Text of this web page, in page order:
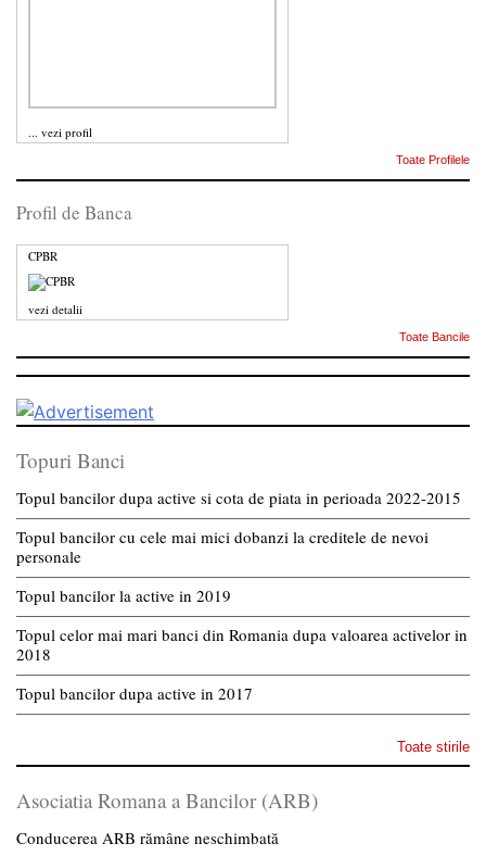
... vezi profil
Toate Profilele
Profil de Banca
CPBR
vezi detalii
Toate Bancile
Topuri Banci
Topul bancilor dupa active si cota de piata in perioada 2022-2015
Topul bancilor cu cele mai mici dobanzi la creditele de nevoi
personale
Topul bancilor la active in 2019
Topul celor mai mari banci din Romania dupa valoarea activelor in
2018
Topul bancilor dupa active in 2017
Toate stirile
Asociatia Romana a Bancilor (ARB)
Conducerea ARB rămâne neschimbată